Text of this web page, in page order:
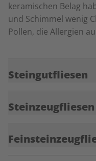
keramischen Belag
und Schimmel wenig
Pollen, die Allergien
Steingutfliesen
Steinzeugfliesen